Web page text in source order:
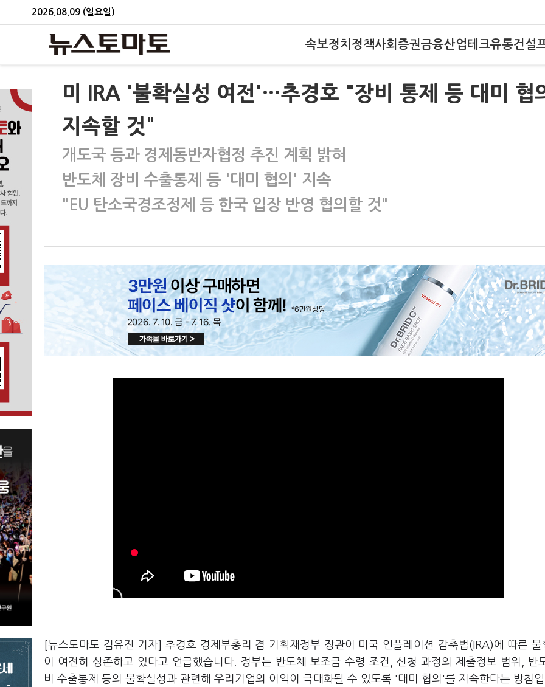
2026.08.09 (일요일)
속보정치 정책사회 증권금융산업테크유통건설
미 IRA '불확실성 여전'…추경호 "장비 통제 등 대미 협
지속할 것"
개도국 등과 경제동반자협정 추진 계획 밝혀
반도체 장비 수출통제 등 '대미 협의' 지속
"EU 탄소국경조정제 등 한국 입장 반영 협의할 것"
[뉴스토마토 김유진 기자] 추경호 경제부총리 겸 기획재정부 장관이 미국 인플레이션 감축법(IRA)에 따른 불
이 여전히 상존하고 있다고 언급했습니다. 정부는 반도체 보조금 수령 조건, 신청 과정의 제출정보 범위, 반
비 수출통제 등의 불확실성과 관련해 우리기업의 이익이 극대화될 수 있도록 '대미 협의'를 지속한다는 방침